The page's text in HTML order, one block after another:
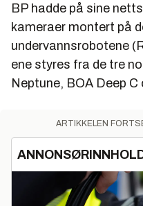
BP hadde på sine
kameraer montert på
undervannsrobotene
ene styres fra de tre
Neptune, BOA Deep
ARTIKKELEN